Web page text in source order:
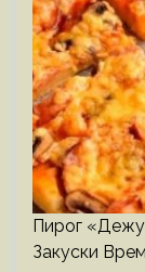
Пирог
Закуски